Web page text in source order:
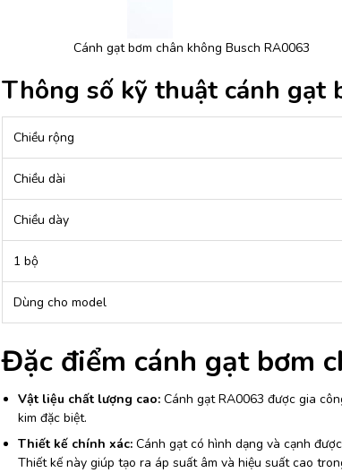
Cánh gạt bơm chân không Busch RA0063
Thông số kỹ thuật cánh gạt
Chiều rộng
Chiều dài
Chiều dày
1 bộ
Dùng cho model
Đặc điểm cánh gạt bơm
Vật liệu chất lượng cao:Cánh gạt RA0063 được gia
kim đặc biệt.
Thiết kế chính xác:Cánh gạt có hình dạng và cạnh
Thiết kế này giúp tạo ra áp suất âm và hiệu suất cao